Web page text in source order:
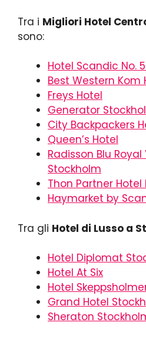
Tra i Migliori Hotel
sono:
Hotel Scandic No.
Best Western Kom
Freys Hotel
Generator
City Backpackers
Queen’s Hotel
Radisson Blu Royal
Stockholm
Thon Partner Hotel
Haymarket by
Tra gli Hotel di Lusso a
Hotel Diplomat
Hotel At Six
Hotel
Grand Hotel
Sheraton